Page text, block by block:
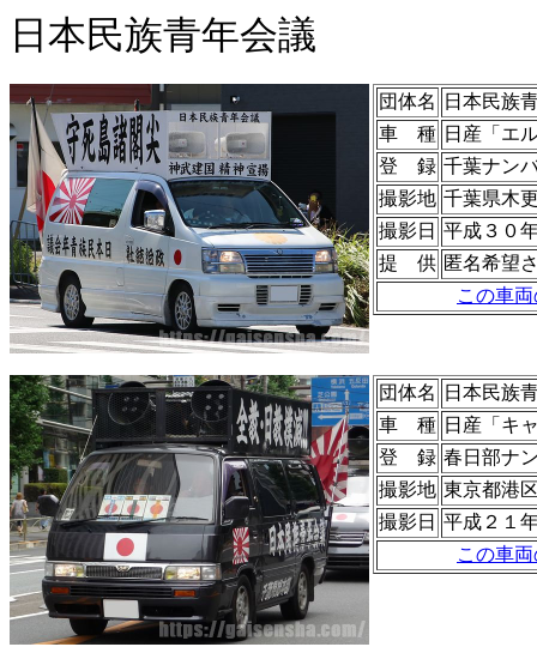
日本民族青年会議
団体名
日本民族
車 種 日産「エ
登 録 千葉ナン
撮影地 千葉県木
撮影日 平成３０
提 供 匿名希望
この車
団体名
日本民族
車 種 日産「キ
登 録 春日部ナ
撮影地 東京都港
撮影日 平成２１
この車